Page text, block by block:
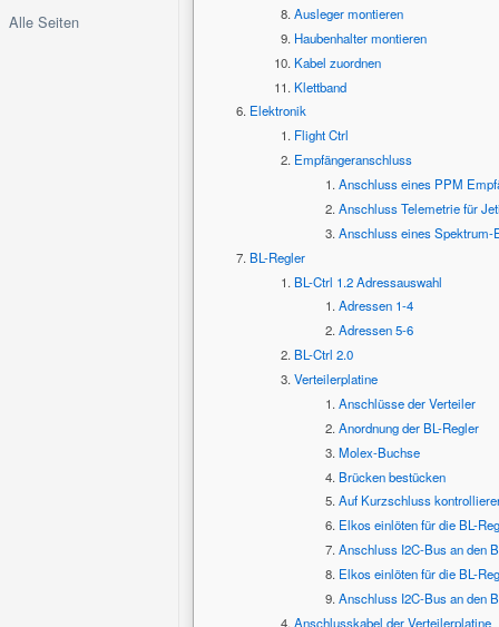
Alle Seiten
Ausleger montieren
Haubenhalter montieren
Kabel zuordnen
Klettband
Elektronik
Flight Ctrl
Empfängeranschluss
Anschluss eines PPM
Anschluss Telemetrie für
Anschluss eines Spektrum-
BL-Regler
BL-Ctrl 1.2 Adressauswahl
Adressen 1-4
Adressen 5-6
BL-Ctrl 2.0
Verteilerplatine
Anschlüsse der Verteiler
Anordnung der BL-Regler
Molex-Buchse
Brücken bestücken
Auf Kurzschluss
Elkos einlöten für die BL-
Anschluss I2C-Bus an den
Elkos einlöten für die BL-
Anschluss I2C-Bus an den
Anschlusskabel der Verteilerplatine